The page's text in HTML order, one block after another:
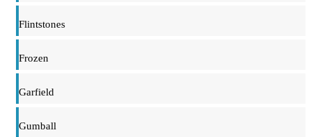
Flintstones
Frozen
Garfield
Gumball